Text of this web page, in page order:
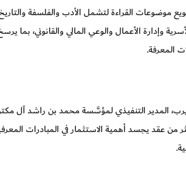
موضوعات القراءة لتشمل الأدب والفلسفة
وإدارة الأعمال والوعي المالي والقانوني، بما
المعرفة.
المدير التنفيذي لمؤسَّسة محمد بن راشد آل
من عقد يجسد أهمية الاستثمار في المبادرات